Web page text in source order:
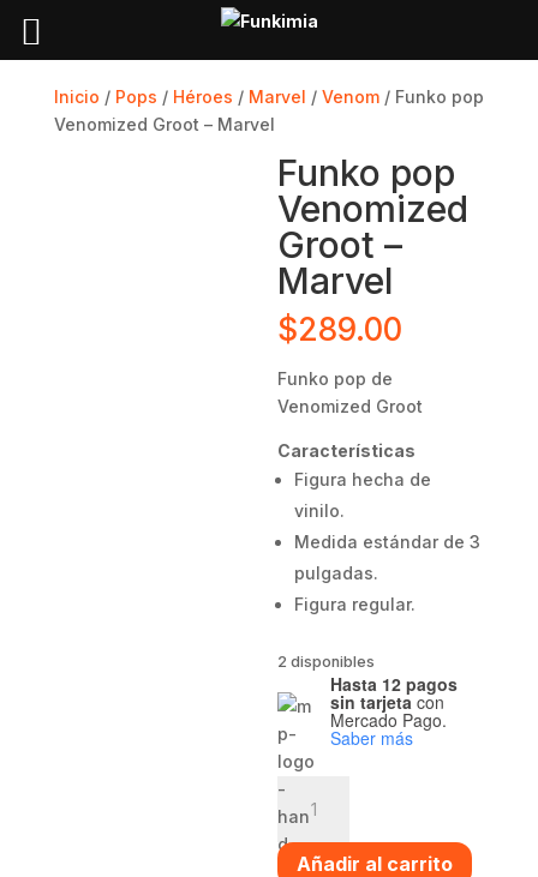
Inicio / Pops / Héroes / Marvel / Venom/ Funko pop
Venomized Groot – Marvel
Funko pop
Venomized
Groot –
Marvel
$289.00
Funko pop de
Venomized Groot
Características
Figura hecha de
vinilo.
Medida estándar de 3
pulgadas.
Figura regular.
2 disponibles
Hasta 12 pagos
sin tarjeta con
Mercado Pago.
Saber más
Funko
pop
Venomized
GrootAñadir al carrito